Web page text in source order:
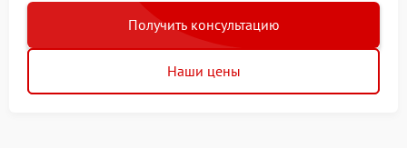
Получить консультацию
Наши цены